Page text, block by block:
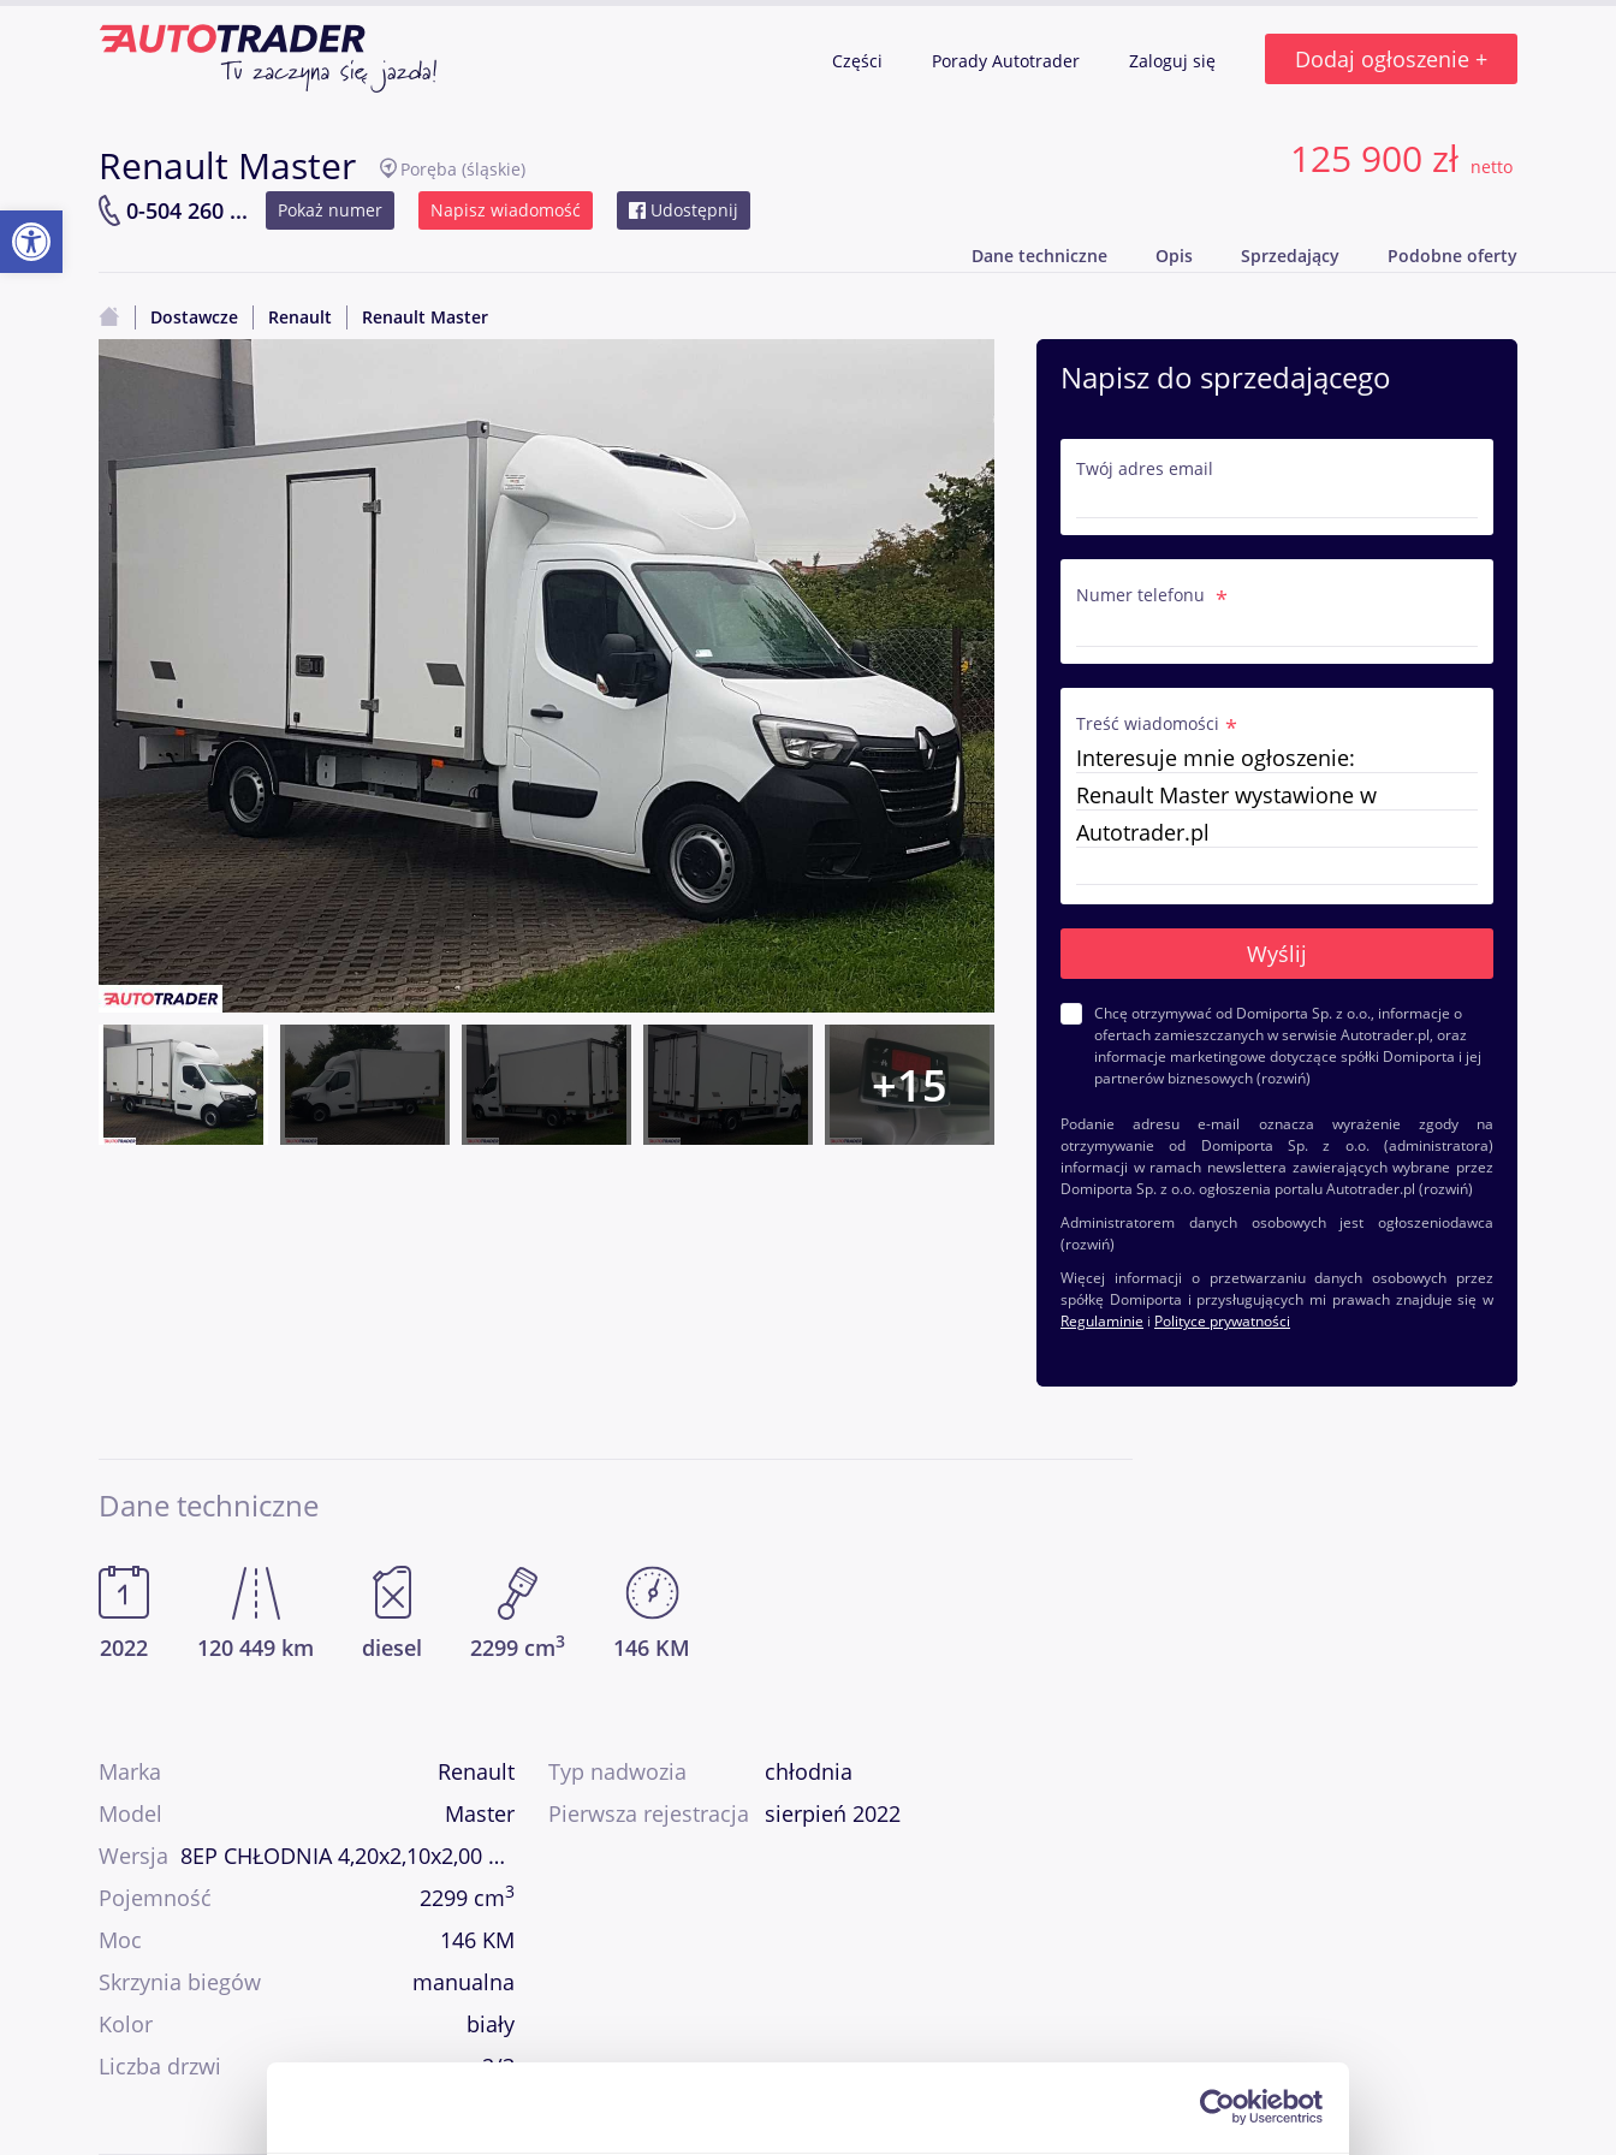
Części Porady Autotrader Zaloguj się Dodaj ogłoszenie +
Renault Master Poręba (śląskie)
0-504 260 ... Pokaż numer Napisz wiadomość Udostępnij
125 900 zł netto
Dane techniczne Opis Sprzedający Podobne oferty
Dostawcze Renault Renault Master
Napisz do sprzedającego
Twój adres email
Numer telefonu
Treść wiadomości
Chcę otrzymywać od Domiporta Sp. z o.o., informacje o
ofertach zamieszczanych w serwisie Autotrader.pl, oraz
informacje marketingowe dotyczące spółki Domiporta i jej
partnerów biznesowych(rozwiń)
Podanie adresu e-mail oznacza wyrażenie zgody na
otrzymywanie od Domiporta Sp. z o.o. (administratora)
informacji w ramach newslettera zawierających wybrane przez
Domiporta Sp. z o.o. ogłoszenia portalu Autotrader.pl (rozwiń)
Administratorem danych osobowych jest ogłoszeniodawca
(rozwiń)
Więcej informacji o przetwarzaniu danych osobowych przez
spółkę Domiporta i przysługujących mi prawach znajduje się w
Regulaminie i Polityce prywatności
Dane techniczne
2022 120 449 km diesel 2299 cm3 146 KM
Marka
Renault
Model
Master
Wersja
8EP CHŁODNIA 4,20x2,10x2,00 AC
Pojemność
2299 cm3
Moc
146 KM
Skrzynia biegów
manualna
Kolor
biały
Liczba drzwi
2/3
Typ nadwozia
chłodnia
Pierwsza rejestracja
sierpień 2022
Otwórz pasek narzędzi